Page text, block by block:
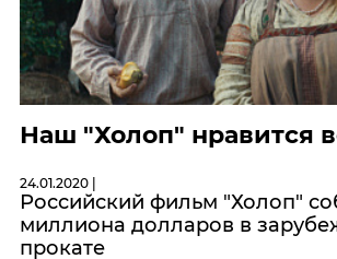
Наш "Холоп" нравится
24.01.2020 |
Российский фильм "Холоп"
миллиона долларов в
прокате